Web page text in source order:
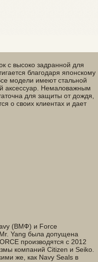
с высоко задранной для
благодаря японскому
модели имеют стальной
аксессуар. Немаловажным
для защиты от дождя,
о своих клиентах и дает
(ВМФ) и Force
Yang была допущена
производятся с 2012
компаний Citizen и Seiko.
же, как Navy Seals в